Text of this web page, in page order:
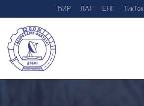
ЋИР ЛАТ ЕНГ ТикТок